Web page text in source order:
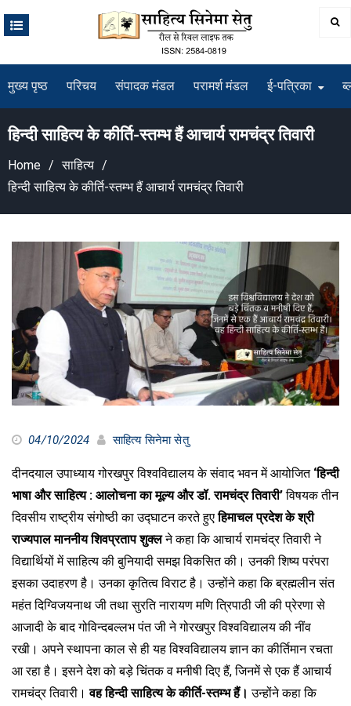
मुख्य पृष्ठ परिचय संपादक मंडल परामर्श मंडल ई-पत्रिका
हिन्दी साहित्य के कीर्ति-स्तम्भ हैं आचार्य रामचंद्र तिवारी
Home
साहित्य
हिन्दी साहित्य के कीर्ति-स्तम्भ हैं आचार्य रामचंद्र तिवारी
04/10/2024 साहित्य सिनेमा सेतु
दीनदयाल उपाध्याय गोरखपुर विश्वविद्यालय के संवाद भवन में आयोजित ‘हिन्दी
भाषा और साहित्य : आलोचना का मूल्य और डॉ. रामचंद्र तिवारी’विषयक तीन
दिवसीय राष्ट्रीय संगोष्ठी का उद्घाटन करते हुएहिमाचल प्रदेश के श्री
राज्यपाल माननीय शिवप्रताप शुक्लने कहा कि आचार्य रामचंद्र तिवारी ने
विद्यार्थियों में साहित्य की बुनियादी समझ विकसित की। उनकी शिष्य परंपरा
इसका उदाहरण है। उनका कृतित्व विराट है। उन्होंने कहा कि ब्रह्मलीन संत
महंत दिग्विजयनाथ जी तथा सुरति नारायण मणि त्रिपाठी जी की प्रेरणा से
आजादी के बाद गोविन्दबल्लभ पंत जी ने गोरखपुर विश्वविद्यालय की नींव
रखी। अपने स्थापना काल से ही यह विश्वविद्यालय ज्ञान का कीर्तिमान रचता
आ रहा है। इसने देश को बड़े चिंतक व मनीषी दिए हैं, जिनमें से एक हैं आचार्य
रामचंद्र तिवारी।वह हिन्दी साहित्य के कीर्ति-स्तम्भ हैं। उन्होंने कहा कि